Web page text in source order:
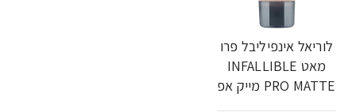
לוריאל אינפיליבל פרו
מאט INFALLIBLE
PRO MATTE מייק אפ